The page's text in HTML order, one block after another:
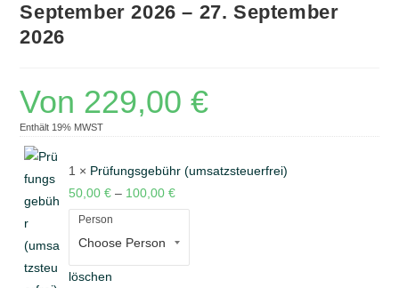
September 2026 – 27. September
2026
Von 229,00€
Enthält 19% MWST
1 × Prüfungsgebühr (umsatzsteuerfrei)
50,00€ – 100,00€
Person
löschen